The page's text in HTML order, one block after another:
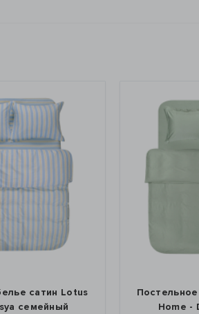
Постельное белье сатин Lotus
Home - Dakota Modern